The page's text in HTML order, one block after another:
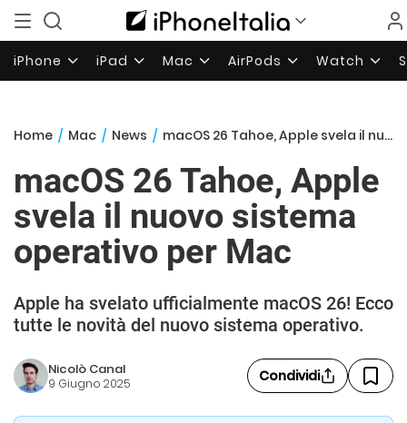
iPhone iPad Mac AirPods Watch
Home / Mac / News / macOS 26 Tahoe, Apple svela il nuovo sistema operativo per Mac
macOS 26 Tahoe, Apple
svela il nuovo sistema
operativo per Mac
Apple ha svelato ufficialmente macOS 26! Ecco
tutte le novità del nuovo sistema operativo.
Nicolò Canal
9 Giugno 2025 Condividi